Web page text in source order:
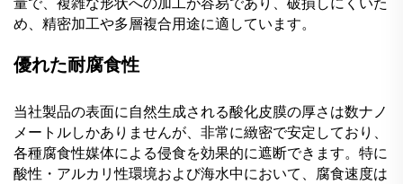
め、精密加工や多層複合用途に適しています。
優れた耐腐食性
当社製品の表面に自然生成される酸化皮膜の厚さは数ナノ
メートルしかありませんが、非常に緻密で安定しており、
各種腐食性媒体による侵食を効果的に遮断できます。特に
酸性・アルカリ性環境および海水中において、腐食速度は